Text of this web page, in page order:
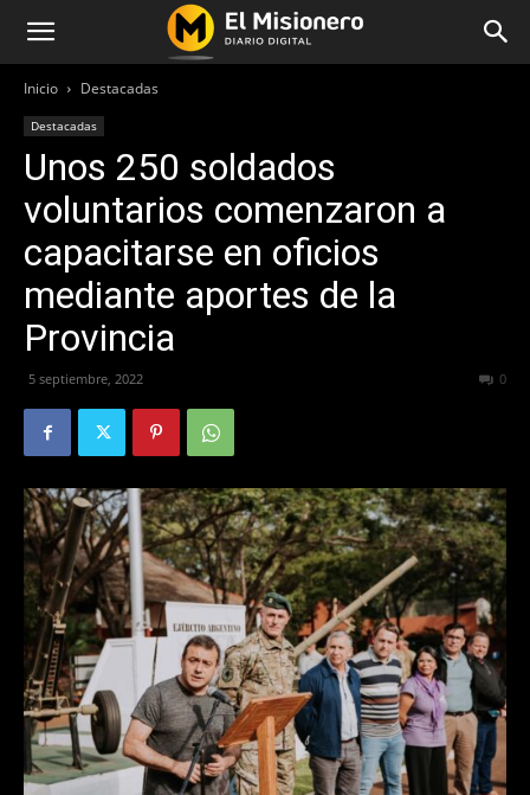
Inicio Destacadas
Destacadas
Unos 250 soldados
voluntarios comenzaron a
capacitarse en oficios
mediante aportes de la
Provincia
5 septiembre, 2022 0